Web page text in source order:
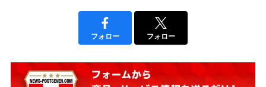
フォロー フォロー